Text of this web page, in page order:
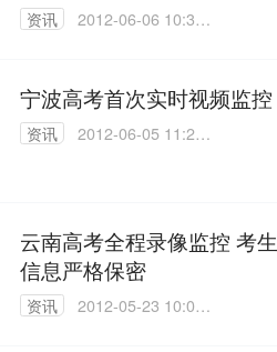
资讯
2012-06-06 10:39:
宁波高考首次实时视频监控
资讯
2012-06-05 11:29:
云南高考全程录像监控 考生
信息严格保密
资讯
2012-05-23 10:03: